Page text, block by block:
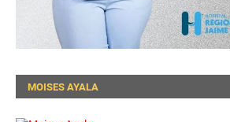
MOISES AYALA